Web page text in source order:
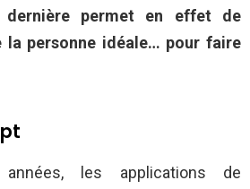
dernière permet en effet de
personne idéale… pour faire
années, les applications de